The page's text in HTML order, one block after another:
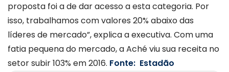
proposta foi a de dar acesso a esta categoria. Por
isso, trabalhamos com valores 20% abaixo das
líderes de mercado”, explica a executiva. Com uma
fatia pequena do mercado, a Aché viu sua receita no
setor subir 103% em 2016. Fonte: Estadão